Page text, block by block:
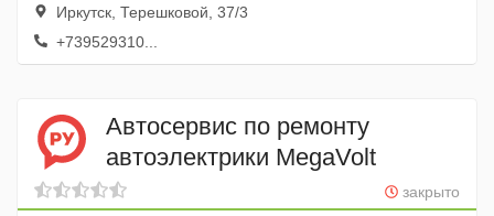
Иркутск, Терешковой, 37/3
+739529310...
Автосервис по ремонту
автоэлектрики MegaVolt
закрыто